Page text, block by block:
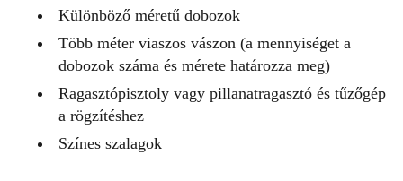
Különböző méretű dobozok
Több méter viaszos vászon (a mennyiséget a
dobozok száma és mérete határozza meg)
Ragasztópisztoly vagy pillanatragasztó és tűzőgép
a rögzítéshez
Színes szalagok